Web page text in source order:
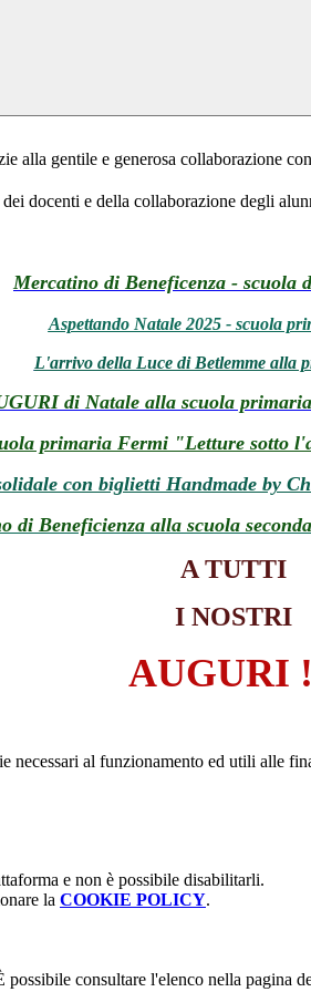
alla gentile e generosa collaborazione
docenti e della collaborazione degli
Mercatino di Beneficenza - scuola
Aspettando Natale 2025 - scuola
L'arrivo della Luce di Betlemme alla
di Natale alla scuola
primaria Fermi "Letture sotto
con biglietti Handmade by
di Beneficienza alla scuola
A TUTTI
I NOSTRI
AUGURI
necessari al funzionamento ed utili alle
e non è possibile disabilitarli.
la COOKIE POLICY.
consultare l'elenco nella pagina